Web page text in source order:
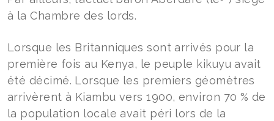
à la Chambre des lords.
Lorsque les Britanniques sont arrivés pour la
première fois au Kenya, le peuple kikuyu avait
été décimé. Lorsque les premiers géomètres
arrivèrent à Kiambu vers 1900, environ 70 % de
la population locale avait péri lors de la